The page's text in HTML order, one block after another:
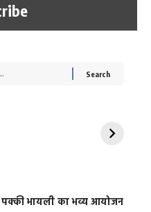
रोज एक कच्चे लहसुन
पक्की भायली का भव्य आयोजन